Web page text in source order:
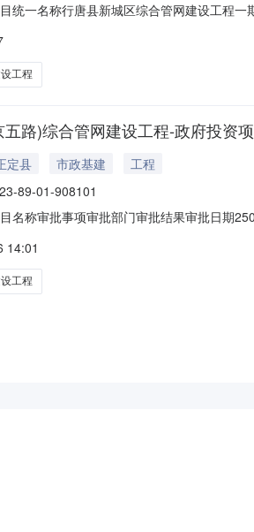
统一名称行唐县新城区综合管网建设工程
容该项目对经五路（开元大街-南环）、富
工程
路)综合管网建设工程-政府投资
定县 市政基建
工程
89-01-908101
名称审批事项审批部门审批结果审批日期
14:01
工程